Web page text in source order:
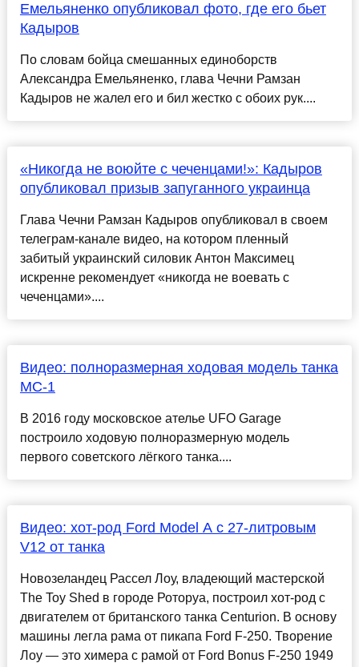
Емельяненко опубликовал фото, где его бьет
Кадыров
По словам бойца смешанных единоборств
Александра Емельяненко, глава Чечни Рамзан
Кадыров не жалел его и бил жестко с обоих рук....
«Никогда не воюйте с чеченцами!»: Кадыров
опубликовал призыв запуганного украинца
Глава Чечни Рамзан Кадыров опубликовал в своем
телеграм-канале видео, на котором пленный
забитый украинский силовик Антон Максимец
искренне рекомендует «никогда не воевать с
чеченцами»....
Видео: полноразмерная ходовая модель танка
МС-1
В 2016 году московское ателье UFO Garage
построило ходовую полноразмерную модель
первого советского лёгкого танка....
Видео: хот-род Ford Model A с 27-литровым
V12 от танка
Новозеландец Рассел Лоу, владеющий мастерской
The Toy Shed в городе Роторуа, построил хот-род с
двигателем от британского танка Centurion. В основу
машины легла рама от пикапа Ford F-250. Творение
Лоу — это химера с рамой от Ford Bonus F-250 1949